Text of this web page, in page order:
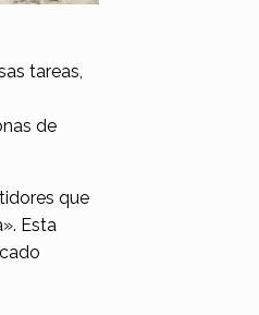
tareas,
de
que
Esta